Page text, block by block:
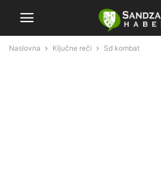
Naslovna Ključne reči Sd kombat